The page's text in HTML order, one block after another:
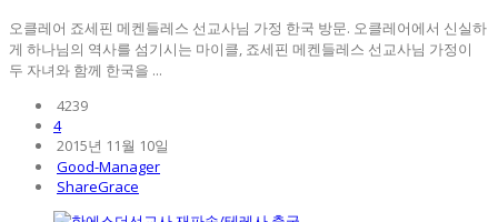
오클레어 죠세핀 메켄들레스 선교사님 가정 한국 방문. 오클레어에서 신실하
게 하나님의 역사를 섬기시는 마이클, 죠세핀 메켄들레스 선교사님 가정이
두 자녀와 함께 한국을 ...
4239
4
2015년 11월 10일
Good-Manager
ShareGrace